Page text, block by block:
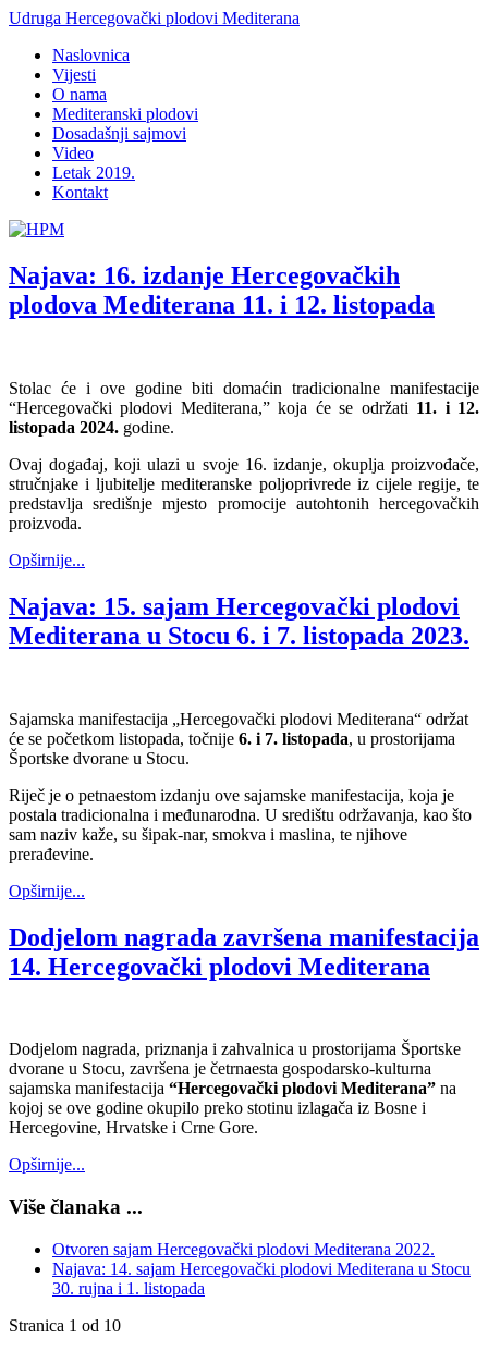
Udruga Hercegovački plodovi Mediterana
Naslovnica
Vijesti
O nama
Mediteranski plodovi
Dosadašnji sajmovi
Video
Letak 2019.
Kontakt
Najava: 16. izdanje Hercegovačkih
plodova Mediterana 11. i 12. listopada
Stolac će i ove godine biti domaćin tradicionalne manifestacije
“Hercegovački plodovi Mediterana,” koja će se održati 11. i 12.
listopada 2024. godine.
Ovaj događaj, koji ulazi u svoje 16. izdanje, okuplja proizvođače,
stručnjake i ljubitelje mediteranske poljoprivrede iz cijele regije, te
predstavlja središnje mjesto promocije autohtonih hercegovačkih
proizvoda.
Opširnije...
Najava: 15. sajam Hercegovački plodovi
Mediterana u Stocu 6. i 7. listopada 2023.
Sajamska manifestacija „Hercegovački plodovi Mediterana“ održat
će se početkom listopada, točnije 6. i 7. listopada, u prostorijama
Športske dvorane u Stocu.
Riječ je o petnaestom izdanju ove sajamske manifestacija, koja je
postala tradicionalna i međunarodna. U središtu održavanja, kao što
sam naziv kaže, su šipak-nar, smokva i maslina, te njihove
prerađevine.
Opširnije...
Dodjelom nagrada završena manifestacija
14. Hercegovački plodovi Mediterana
Dodjelom nagrada, priznanja i zahvalnica u prostorijama Športske
dvorane u Stocu, završena je četrnaesta gospodarsko-kulturna
sajamska manifestacija “Hercegovački plodovi Mediterana” na
kojoj se ove godine okupilo preko stotinu izlagača iz Bosne i
Hercegovine, Hrvatske i Crne Gore.
Opširnije...
Više članaka ...
Otvoren sajam Hercegovački plodovi Mediterana 2022.
Najava: 14. sajam Hercegovački plodovi Mediterana u Stocu
30. rujna i 1. listopada
Stranica 1 od 10